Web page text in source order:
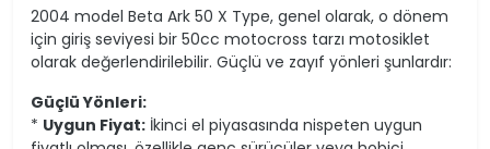
2004 model Beta Ark 50 X Type, genel olarak, o dönem
için giriş seviyesi bir 50cc motocross tarzı motosiklet
olarak değerlendirilebilir. Güçlü ve zayıf yönleri şunlardır:
Güçlü Yönleri:
* Uygun Fiyat: İkinci el piyasasında nispeten uygun